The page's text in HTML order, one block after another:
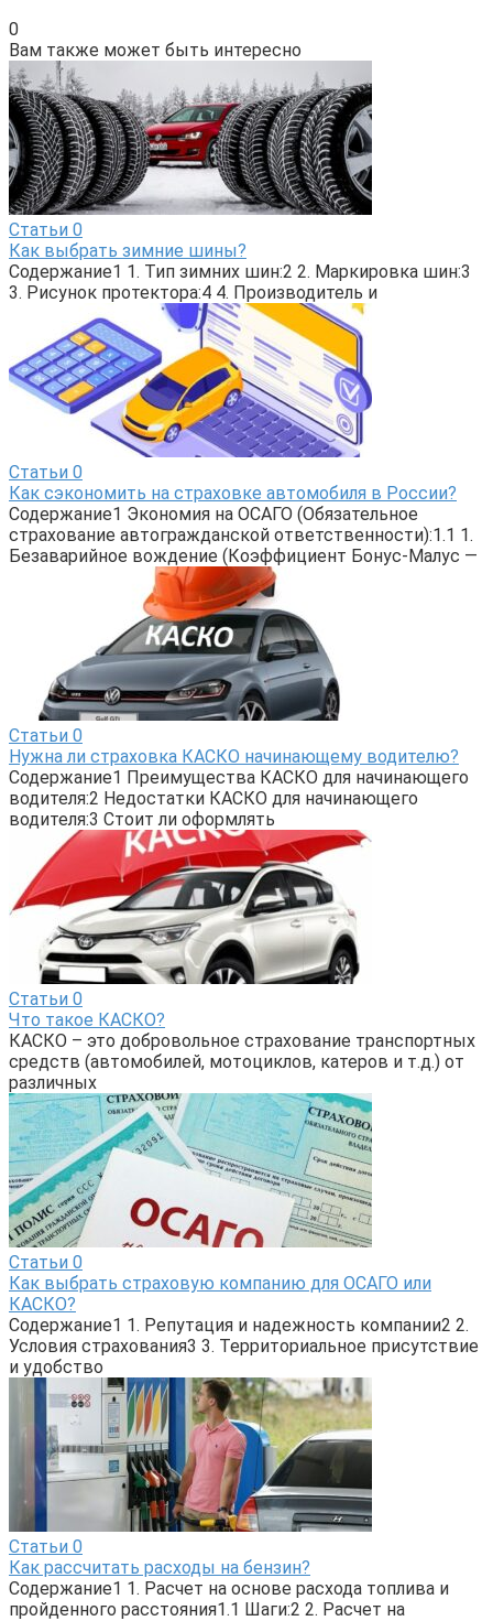
0
Вам также может быть интересно
Статьи 0
Как выбрать зимние шины?
Содержание1 1. Тип зимних шин:2 2. Маркировка шин:3
3. Рисунок протектора:4 4. Производитель и
Статьи 0
Как сэкономить на страховке автомобиля в России?
Содержание1 Экономия на ОСАГО (Обязательное
страхование автогражданской ответственности):1.1 1.
Безаварийное вождение (Коэффициент Бонус-Малус —
Статьи 0
Нужна ли страховка КАСКО начинающему водителю?
Содержание1 Преимущества КАСКО для начинающего
водителя:2 Недостатки КАСКО для начинающего
водителя:3 Стоит ли оформлять
Статьи 0
Что такое КАСКО?
КАСКО – это добровольное страхование транспортных
средств (автомобилей, мотоциклов, катеров и т.д.) от
различных
Статьи 0
Как выбрать страховую компанию для ОСАГО или
КАСКО?
Содержание1 1. Репутация и надежность компании2 2.
Условия страхования3 3. Территориальное присутствие
и удобство
Статьи 0
Как рассчитать расходы на бензин?
Содержание1 1. Расчет на основе расхода топлива и
пройденного расстояния1.1 Шаги:2 2. Расчет на